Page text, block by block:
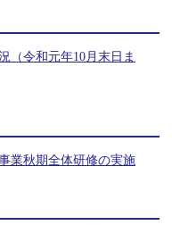
（令和元年10月末日ま
業秋期全体研修の実施